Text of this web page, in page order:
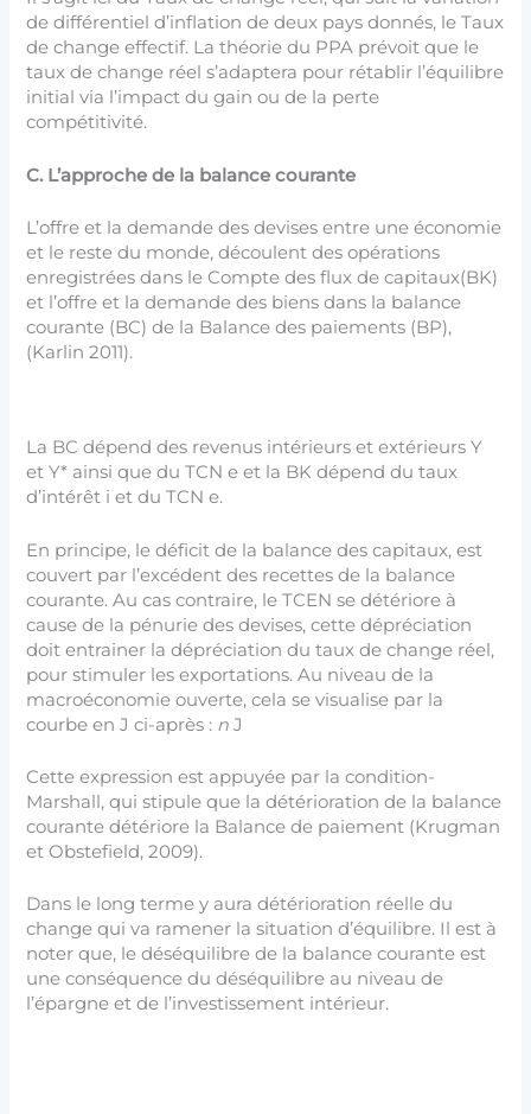
de différentiel d’inflation de deux pays donnés, le Taux
de change effectif. La théorie du PPA prévoit que le
taux de change réel s’adaptera pour rétablir l’équilibre
initial via l’impact du gain ou de la perte
compétitivité.
C.L’approche de la balance courante
L’offre et la demande des devises entre une économie
et le reste du monde, découlent des opérations
enregistrées dans le Compte des flux de capitaux(BK)
et l’offre et la demande des biens dans la balance
courante (BC) de la Balance des paiements (BP),
(Karlin 2011).
La BC dépend des revenus intérieurs et extérieurs Y
et Y* ainsi que du TCN e et la BK dépend du taux
d’intérêt i et du TCN e.
En principe, le déficit de la balance des capitaux, est
couvert par l’excédent des recettes de la balance
courante. Au cas contraire, le TCEN se détériore à
cause de la pénurie des devises, cette dépréciation
doit entrainer la dépréciation du taux de change réel,
pour stimuler les exportations. Au niveau de la
macroéconomie ouverte, cela se visualise par la
courbe en J ci-après : n J
Cette expression est appuyée par la condition-
Marshall, qui stipule que la détérioration de la balance
courante détériore la Balance de paiement (Krugman
et Obstefield, 2009).
Dans le long terme y aura détérioration réelle du
change qui va ramener la situation d’équilibre. Il est à
noter que, le déséquilibre de la balance courante est
une conséquence du déséquilibre au niveau de
l’épargne et de l’investissement intérieur.